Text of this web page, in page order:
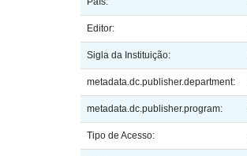
Editor:
Sigla da Instituição:
metadata.dc.publisher.department:
metadata.dc.publisher.program:
Tipo de Acesso: